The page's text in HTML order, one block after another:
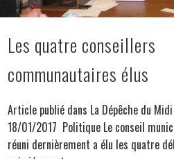
Les quatre conseillers
communautaires élus
Article publié dans La Dépêche du
18/01/2017 Politique Le conseil
réuni dernièrement a élu les quatre